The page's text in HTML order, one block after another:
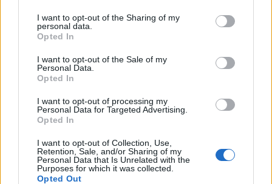
not limited to your visit or usage behaviour. You may click to
grant or deny consent to Google and its third-party tags to
use your data for below specified purposes in below Google
consent section.
I want to opt-out of the Sharing of my
personal data.
Opted In
I want to opt-out of the Sale of my
Personal Data.
Opted In
I want to opt-out of processing my
Personal Data for Targeted Advertising.
Opted In
I want to opt-out of Collection, Use,
Retention, Sale, and/or Sharing of my
Personal Data that Is Unrelated with the
Purposes for which it was collected.
Opted Out
autódba, mert a lágy vizet bátran
hozzáöntheted a hűtőfolyadékhoz.
Hogyan működnek a vízlágyítók?
Ahogy a nevében is benne van, a vízlágyítók
az most már számodra is tiszta, de talán arra is
kíváncsi vagy, mitől tudja azt, amit tud. Hát, lássuk!